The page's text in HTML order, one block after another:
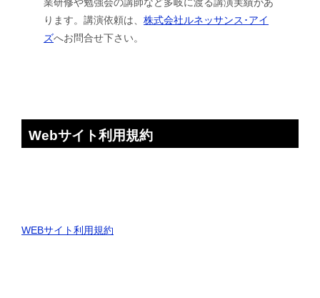
ります。講演依頼は、株式会社ルネッサンス･アイ
ズへお問合せ下さい。
Webサイト利用規約
WEBサイト利用規約